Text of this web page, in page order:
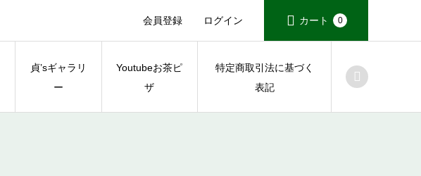
会員登録 ログイン カート 0
貞’sギャラリ
ー
Youtubeお茶ピ
ザ
特定商取引法に基づく
表記